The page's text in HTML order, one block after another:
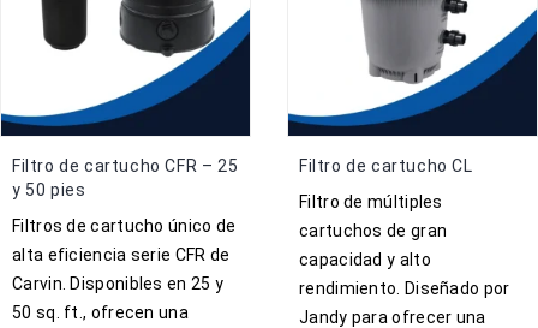
Filtro de cartucho CFR – 25
y 50 pies
Filtros de cartucho único de
alta eficiencia serie CFR de
Carvin. Disponibles en 25 y
50 sq. ft., ofrecen una
Filtro de cartucho CL
Filtro de múltiples
cartuchos de gran
capacidad y alto
rendimiento. Diseñado por
Jandy para ofrecer una